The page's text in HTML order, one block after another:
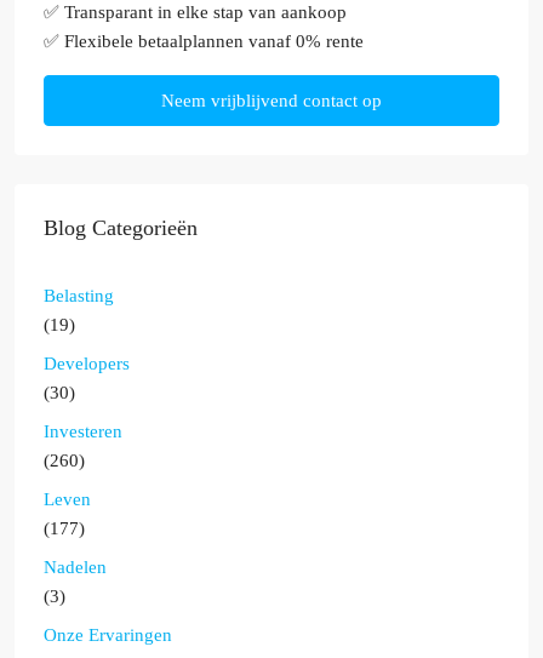
✅ Transparant in elke stap van aankoop
✅ Flexibele betaalplannen vanaf 0% rente
Neem vrijblijvend contact op
Blog Categorieën
Belasting
(19)
Developers
(30)
Investeren
(260)
Leven
(177)
Nadelen
(3)
Onze Ervaringen